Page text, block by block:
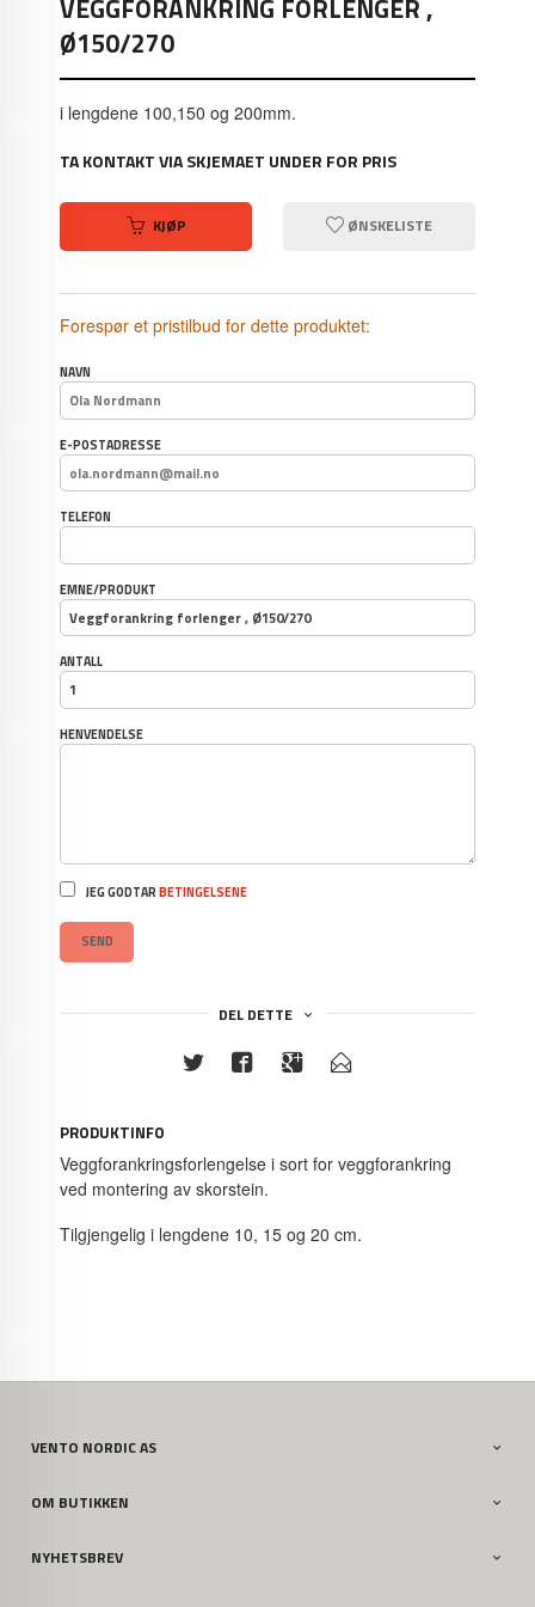
VEGGFORANKRING FORLENGER ,
Ø150/270
i lengdene 100,150 og 200mm.
TA KONTAKT VIA SKJEMAET UNDER FOR PRIS
KJØP ØNSKELISTE
Forespør et pristilbud for dette produktet:
NAVN
E-POSTADRESSE
TELEFON
EMNE/PRODUKT
ANTALL
HENVENDELSE
JEG GODTARBETINGELSENE
SEND
DEL DETTE
PRODUKTINFO
Veggforankringsforlengelse i sort for veggforankring
ved montering av skorstein.
Tilgjengelig i lengdene 10, 15 og 20 cm.
VENTO NORDIC AS
OM BUTIKKEN
NYHETSBREV